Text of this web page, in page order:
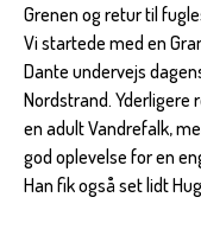
Grenen og retur til
Vi startede med en
Dante undervejs
Nordstrand. Yderligere
en adult Vandrefalk,
god oplevelse for en
Han fik også set lidt